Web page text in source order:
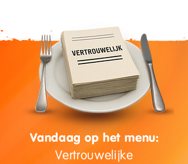
Vandaag op het menu:
Vertrouwelijke